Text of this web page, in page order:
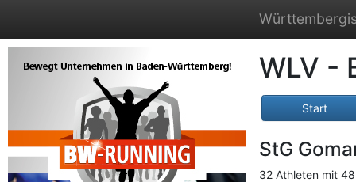
WLV -
Start
StG
32 Athleten mit